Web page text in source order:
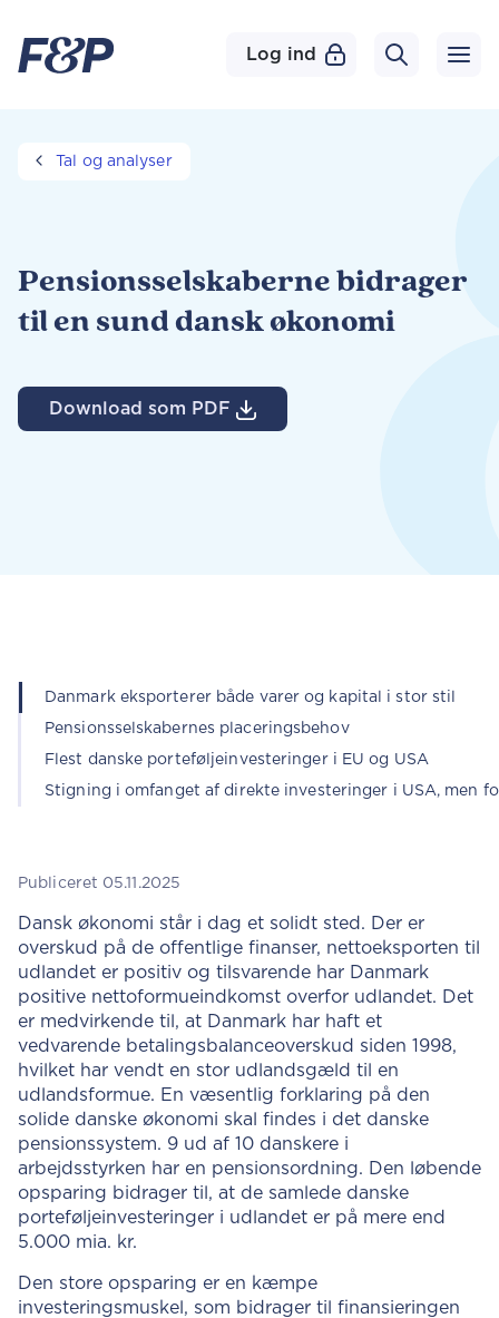
Log ind
Tal og analyser
Pensionsselskaberne bidrager
til en sund dansk økonomi
Download som PDF
Danmark eksporterer både varer og kapital i stor stil
Pensionsselskabernes placeringsbehov
Flest danske porteføljeinvesteringer i EU og USA
Stigning i omfanget af direkte investeringer i USA, men
Publiceret 05.11.2025
Dansk økonomi står i dag et solidt sted. Der er
overskud på de offentlige finanser, nettoeksporten til
udlandet er positiv og tilsvarende har Danmark
positive nettoformueindkomst overfor udlandet. Det
er medvirkende til, at Danmark har haft et
vedvarende betalingsbalanceoverskud siden 1998,
hvilket har vendt en stor udlandsgæld til en
udlandsformue. En væsentlig forklaring på den
solide danske økonomi skal findes i det danske
pensionssystem. 9 ud af 10 danskere i
arbejdsstyrken har en pensionsordning. Den løbende
opsparing bidrager til, at de samlede danske
porteføljeinvesteringer i udlandet er på mere end
5.000 mia. kr.
Den store opsparing er en kæmpe
investeringsmuskel, som bidrager til finansieringen